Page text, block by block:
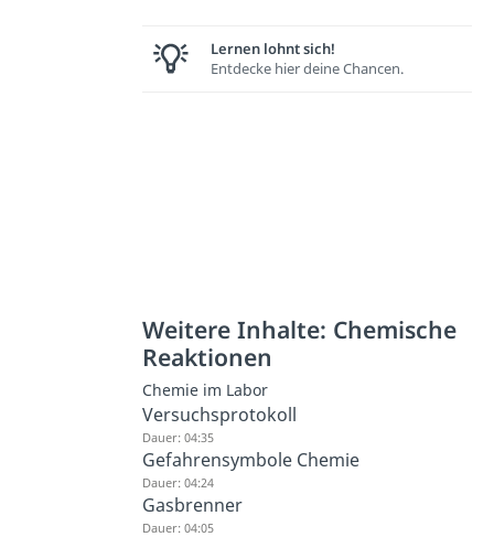
Lernen lohnt sich!
Entdecke hier deine Chancen.
Weitere Inhalte: Chemische
Reaktionen
Chemie im Labor
Versuchsprotokoll
Dauer: 04:35
Gefahrensymbole Chemie
Dauer: 04:24
Gasbrenner
Dauer: 04:05